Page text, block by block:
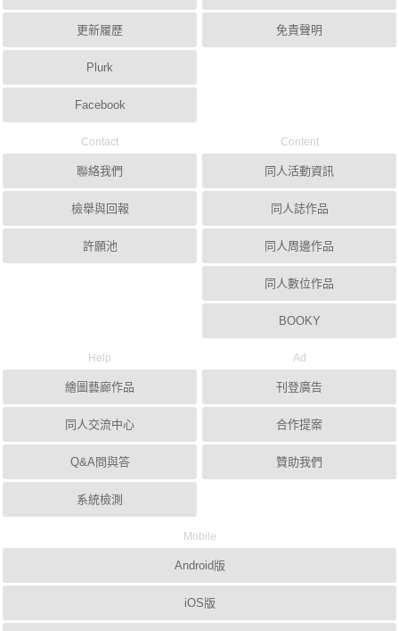
更新履歷
Plurk
Facebook
免責聲明
Contact
聯絡我們
檢舉與回報
許願池
Content
同人活動資訊
同人誌作品
同人周邊作品
同人數位作品
BOOKY
Help
繪圖藝廊作品
同人交流中心
Q&A問與答
系統檢測
Ad
刊登廣告
合作提案
贊助我們
Mobile
Android版
iOS版